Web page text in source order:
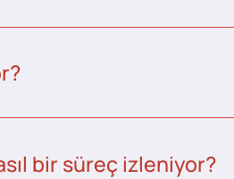
bir süreç izleniyor?